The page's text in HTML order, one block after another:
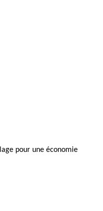
pour une économie